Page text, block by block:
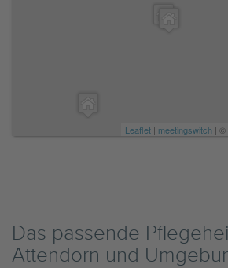
Leaflet | meetingswitch | ©
Das passende
Attendorn und